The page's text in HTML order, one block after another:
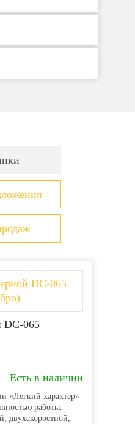
DC-065
Есть в наличии
«Легкий характер»
работы.
двухскоростной,